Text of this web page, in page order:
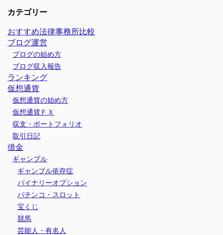
カテゴリー
おすすめ法律事務所比較
ブログ運営
ブログの始め方
ブログ収入報告
ランキング
仮想通貨
仮想通貨の始め方
仮想通貨ＦＸ
収支・ポートフォリオ
取引日記
借金
ギャンブル
ギャンブル依存症
バイナリーオプション
パチンコ・スロット
宝くじ
競馬
芸能人・有名人